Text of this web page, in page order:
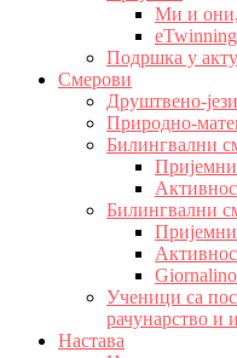
Ми и
eTwinning
Подршка у
Смерови
Друштвено-
Природно-
Билингвални
Билингвални
Giornalino
Ученици са
рачунарство и
Настава